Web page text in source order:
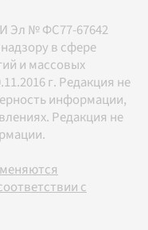
Эл № ФС77-67642
в сфере
и массовых
г. Редакция не
информации,
Редакция не
с